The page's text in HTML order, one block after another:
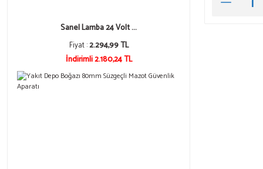
Sanel Lamba 24 Volt ...
Fiyat :2.294,99 TL
İndirimli 2.180,24 TL